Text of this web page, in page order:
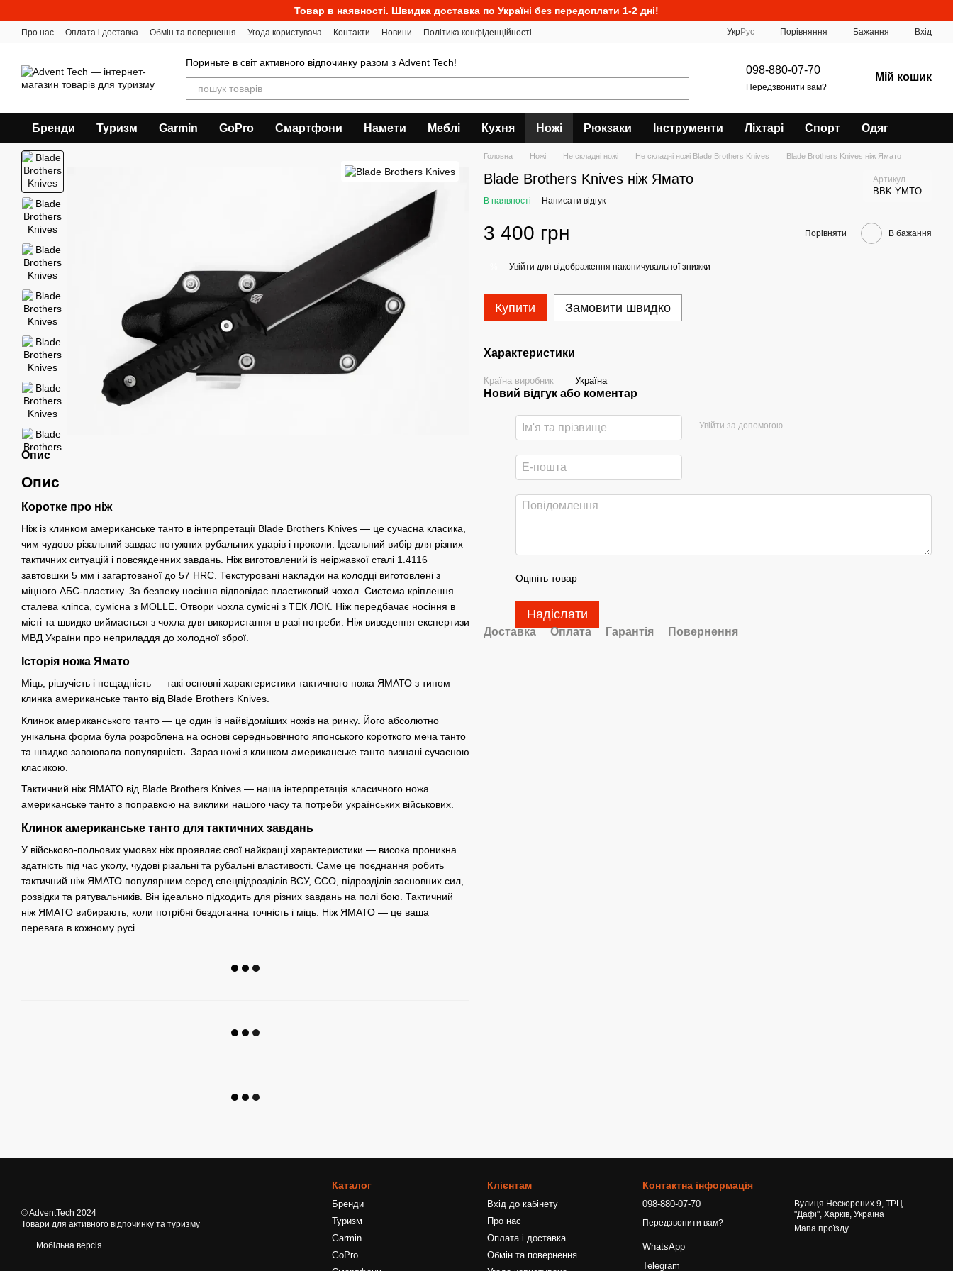
Товар в наявності. Швидка доставка по Україні без передоплати 1-2 дні!
Про нас Оплата і доставка Обмін та повернення Угода користувача Контакти Новини Політика конфіденційності УкрРус Порівняння Бажання Вхід
Пориньте в світ активного відпочинку разом з Advent Tech!
098-880-07-70
Передзвонити вам?
Мій кошик
Бренди Туризм Garmin GoPro Смартфони Намети Меблі Кухня Ножі Рюкзаки Інструменти Ліхтарі Спорт Одяг
Опис
Опис
Коротке про ніж
Ніж із клинком американське танто в інтерпретації Blade Brothers Knives — це сучасна класика,
чим чудово різальний завдає потужних рубальних ударів і проколи. Ідеальний вибір для різних
тактичних ситуацій і повсякденних завдань. Ніж виготовлений із неіржавкої сталі 1.4116
завтовшки 5 мм і загартованої до 57 HRC. Текстуровані накладки на колодці виготовлені з
міцного АБС-пластику. За безпеку носіння відповідає пластиковий чохол. Система кріплення —
сталева кліпса, сумісна з MOLLE. Отвори чохла сумісні з ТЕК ЛОК. Ніж передбачає носіння в
місті та швидко виймається з чохла для використання в разі потреби. Ніж виведення експертизи
МВД України про неприладдя до холодної зброї.
Історія ножа Ямато
Міць, рішучість і нещадність — такі основні характеристики тактичного ножа ЯМАТО з типом
клинка американське танто від Blade Brothers Knives.
Клинок американського танто — це один із найвідоміших ножів на ринку. Його абсолютно
унікальна форма була розроблена на основі середньовічного японського короткого меча танто
та швидко завоювала популярність. Зараз ножі з клинком американське танто визнані сучасною
класикою.
Тактичний ніж ЯМАТО від Blade Brothers Knives — наша інтерпретація класичного ножа
американське танто з поправкою на виклики нашого часу та потреби українських військових.
Клинок американське танто для тактичних завдань
У військово-польових умовах ніж проявляє свої найкращі характеристики — висока проникна
здатність під час уколу, чудові різальні та рубальні властивості. Саме це поєднання робить
тактичний ніж ЯМАТО популярним серед спецпідрозділів ВСУ, ССО, підрозділів засновних сил,
розвідки та рятувальників. Він ідеально підходить для різних завдань на полі бою. Тактичний
ніж ЯМАТО вибирають, коли потрібні бездоганна точність і міць. Ніж ЯМАТО — це ваша
перевага в кожному русі.
Головна Ножі Не складні ножі Не складні ножі Blade Brothers Knives Blade Brothers Knives ніж Ямато
Blade Brothers Knives ніж Ямато Артикул
BBK-YMTO
В наявності Написати відгук
3 400 грн Порівняти В бажання
Увійти для відображення накопичувальної знижки
Купити Замовити швидко
Характеристики
Країна виробник Україна
Новий відгук або коментар
Увійти за допомогою
Оцініть товар
Надіслати
Доставка Оплата Гарантія Повернення
© AdventTech 2024
Товари для активного відпочинку та туризму
Мобільна версія
Каталог
Бренди
Туризм
Garmin
GoPro
Клієнтам
Вхід до кабінету
Про нас
Оплата і доставка
Обмін та повернення
Контактна інформація
098-880-07-70
Передзвонити вам?
WhatsApp
Telegram
Вулиця Нескорених 9, ТРЦ
"Дафі", Харків, Україна
Мапа проїзду